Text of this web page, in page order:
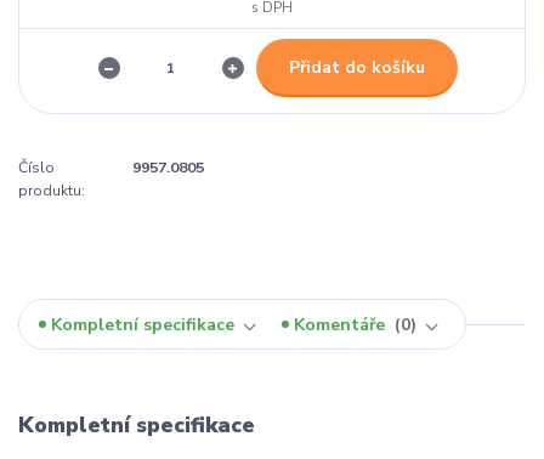
Přidat do košíku
Číslo
produktu:
9957.0805
Kompletní specifikace Komentáře 0
Kompletní specifikace